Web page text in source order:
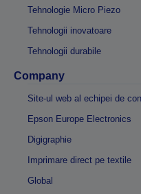
Tehnologie Micro Piezo
Tehnologii inovatoare
Tehnologii durabile
Company
Site-ul web al echipei de
Epson Europe Electronics
Digigraphie
Imprimare direct pe textile
Global